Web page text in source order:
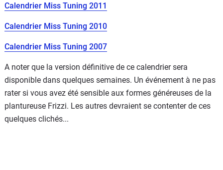
Calendrier Miss Tuning 2011
Calendrier Miss Tuning 2010
Calendrier Miss Tuning 2007
A noter que la version définitive de ce calendrier sera
disponible dans quelques semaines. Un événement à ne pas
rater si vous avez été sensible aux formes généreuses de la
plantureuse Frizzi. Les autres devraient se contenter de ces
quelques clichés...